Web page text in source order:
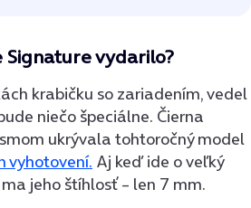
Signature vydarilo?
krabičku so zariadením, vedel
niečo špeciálne. Čierna
ukrývala tohtoročný model
vyhotovení. Aj keď ide o veľký
jeho štíhlosť – len 7 mm.